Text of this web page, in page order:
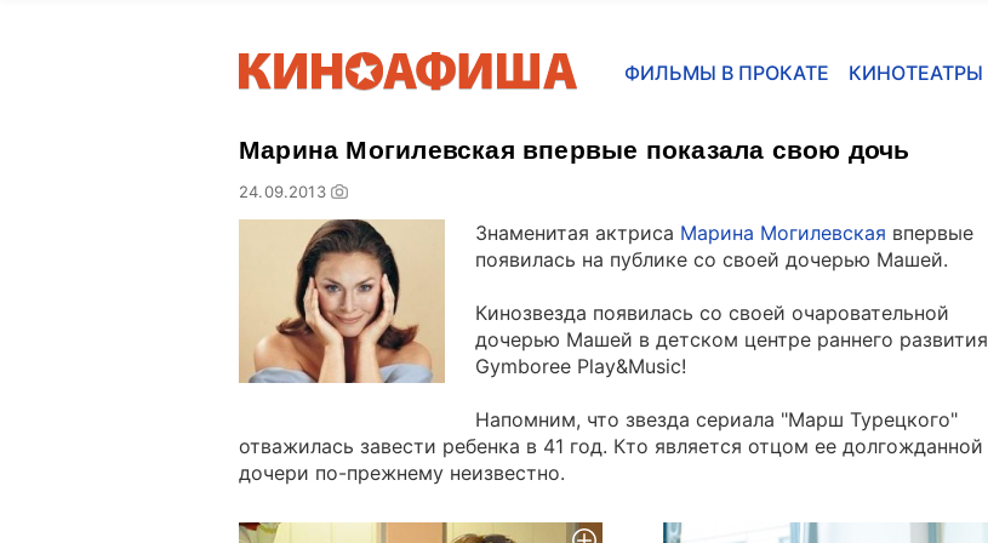
ФИЛЬМЫ В ПРОКАТЕ КИНОТЕАТРЫ
Марина Могилевская впервые показала свою дочь
24.09.2013
Знаменитая актриса Марина Могилевская впервые
появилась на публике со своей дочерью Машей.
Кинозвезда появилась со своей очаровательной
дочерью Машей в детском центре раннего развития
Gymboree Play&Music!
Напомним, что звезда сериала "Марш Турецкого"
отважилась завести ребенка в 41 год. Кто является отцом ее долгожданной
дочери по-прежнему неизвестно.